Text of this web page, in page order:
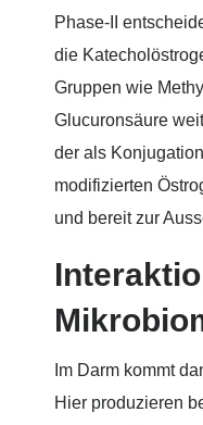
Phase-II
die
Gruppen wie
Glucuronsäure
der als
modifizierten
und bereit zur
Im Darm kommt
Hier produzieren